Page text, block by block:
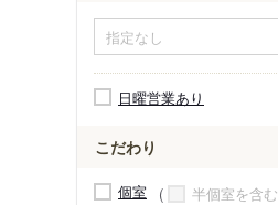
日曜営業あり
こだわり
個室
半個室を含む